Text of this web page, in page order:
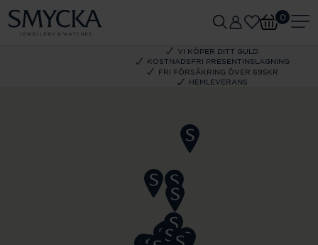
VI KÖPER DITT GULD
KOSTNADSFRI PRESENTINSLAGNING
FRI FÖRSÄKRING ÖVER 695KR
HEMLEVERANS
0